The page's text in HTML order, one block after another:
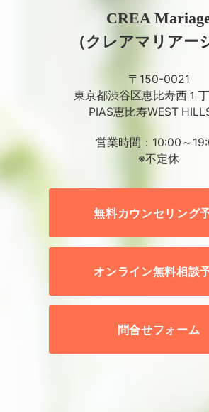
CREA
（クレアマリアー
〒150-0021
東京都渋谷区恵比寿西１
PIAS恵比寿WEST
営業時間：10:00～
※不定休
無料カウンセリング
オンライン無料相談
問合せフォーム